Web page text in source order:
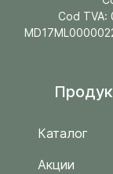
Cod TVA:
Каталог
Акции